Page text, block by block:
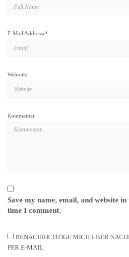
E-Mail Addresse*
Webseite
Kommentar
Save my name, email, and website
time I comment.
BENACHRICHTIGE MICH ÜBER
PER E-MAIL.